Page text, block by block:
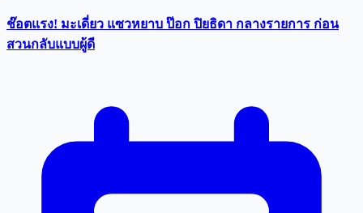
ช๊อตแรง! มะเดี่ยว แซวหยาบ ป๊อก ปิยธิดา กลางรายการ ก่อน
สวนกลับแบบผู้ดี